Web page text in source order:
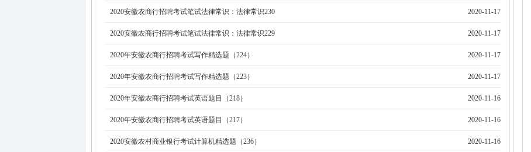
2020安徽农商行招聘考试笔试法律常识：法律常识230 2020-11-17
2020安徽农商行招聘考试笔试法律常识：法律常识229 2020-11-17
2020年安徽农商行招聘考试写作精选题（224） 2020-11-17
2020年安徽农商行招聘考试写作精选题（223） 2020-11-17
2020年安徽农商行招聘考试英语题目（218） 2020-11-16
2020年安徽农商行招聘考试英语题目（217） 2020-11-16
2020安徽农村商业银行考试计算机精选题（236） 2020-11-16